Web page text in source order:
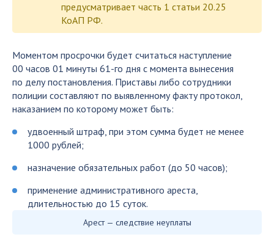
предусматривает часть 1 статьи 20.25
КоАП РФ.
Моментом просрочки будет считаться наступление
00 часов 01 минуты 61-го дня с момента вынесения
по делу постановления. Приставы либо сотрудники
полиции составляют по выявленному факту протокол,
наказанием по которому может быть:
удвоенный штраф, при этом сумма будет не менее
1000 рублей;
назначение обязательных работ (до 50 часов);
применение административного ареста,
длительностью до 15 суток.
Арест — следствие неуплаты